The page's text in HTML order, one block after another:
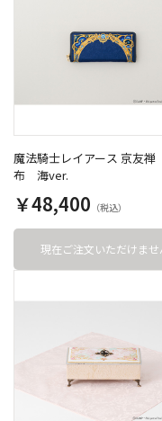
魔法騎士レイアース 京友
布 海ver.
￥48,400
現在ご注文いただけませ